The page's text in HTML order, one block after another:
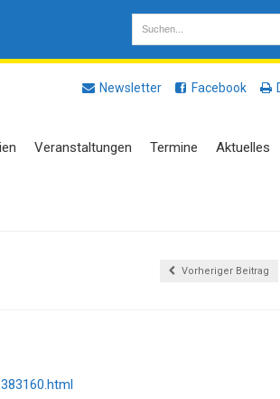
Newsletter Facebook
Veranstaltungen Termine Aktuelles
Vorheriger Beitrag